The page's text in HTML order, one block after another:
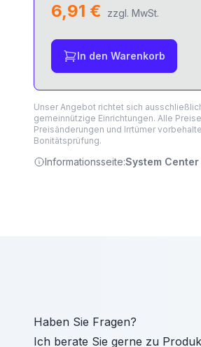
6,91 € zzgl. MwSt.
In den Warenkorb
Unser Angebot richtet sich
gemeinnützige Einrichtungen. Alle
Preisänderungen und Irrtümer
Bonitätsprüfung.
Informationsseite:System
Haben Sie Fragen?
Ich berate Sie gerne zu